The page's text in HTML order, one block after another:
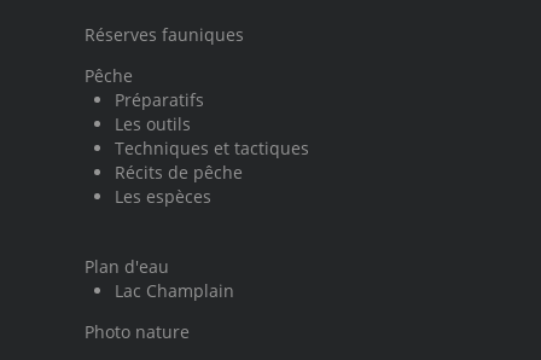
Réserves fauniques
Pêche
Préparatifs
Les outils
Techniques et tactiques
Récits de pêche
Les espèces
Plan d'eau
Lac Champlain
Photo nature